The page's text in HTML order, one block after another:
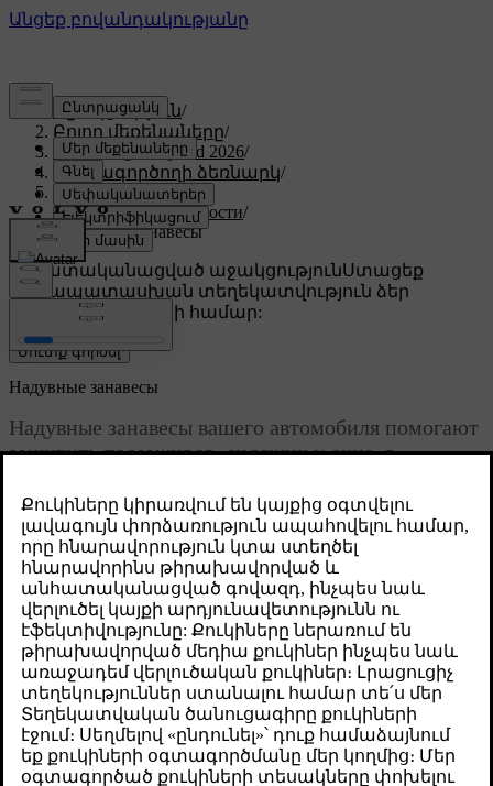
Աջակցություն/
Բոլոր մեքենաները/
XC60 Plug-in Hybrid 2026/
Օգտագործողի ձեռնարկ/
Безопасность/
Подушки безопасности/
Надувные занавесы
Անհատականացված աջակցությունՍտացեք
համապատասխան տեղեկատվություն ձեր
կոնկրետ մեքենայի համար:
Մուտք գործել
Թարմացված 16.04.2025
Надувные занавесы
Надувные занавесы вашего автомобиля помогают
защитить пассажиров, сидящих у окна, в
над дверями с обеих сторон автомобиля.
Надувные занавесы предназначены для защиты головы
правильно сидящего и надежно пристегнутого пассажира. В
отличие от обычных подушек безопасности, надувные
занавесы остаются надутыми в течение длительного времени
после срабатывания.